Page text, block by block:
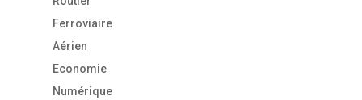
Ferroviaire
Aérien
Economie
Numérique